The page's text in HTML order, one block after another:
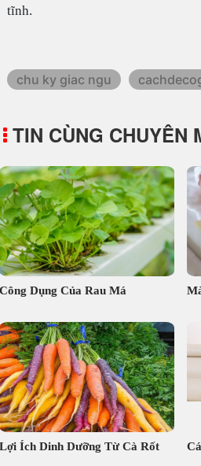
tĩnh.
chu ky giac ngu
TIN CÙNG CHUYÊN
Dụng Của Rau Má
Ích Dinh Dưỡng Từ Cà Rốt